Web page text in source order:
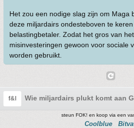
Het zou een nodige slag zijn om Maga
deze miljardairs ondesteboven te
belastingbetaler. Zodat het gros van
misinvesteringen gewoon voor sociale
worden gebruikt.
f&l Wie miljardairs plukt komt aan
steun FOK! en koop via een
Coolblue